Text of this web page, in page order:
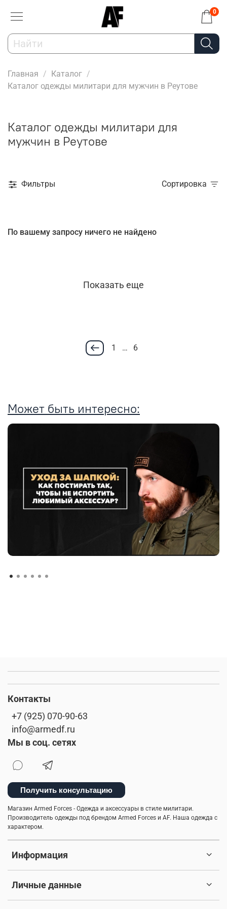
0
Главная
Каталог
Каталог одежды милитари для мужчин в Реутове
Каталог одежды милитари для
мужчин в Реутове
Фильтры Сортировка
По вашему запросу ничего не найдено
Показать еще
1 … 6
Может быть интересно:
Информация
Личные данные
Контакты
+7 (925) 070-90-63
info@armedf.ru
Мы в соц. сетях
Получить консультацию
Магазин Armed Forces - Одежда и аксессуары в стиле милитари.
Производитель одежды под брендом Armed Forces и AF. Наша одежда с
характером.